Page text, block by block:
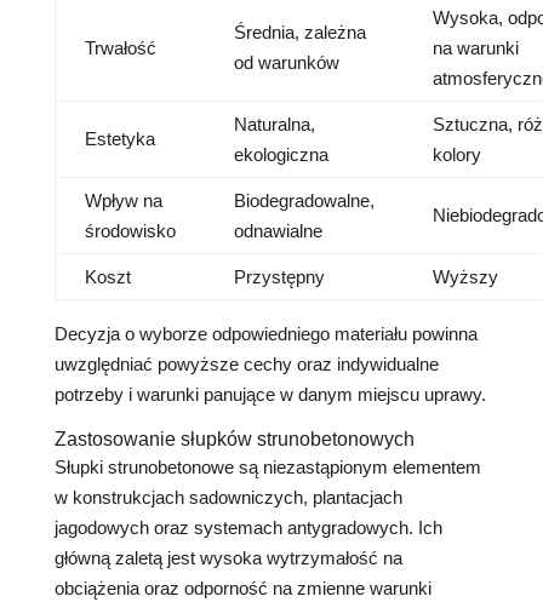
Trwałość
Średnia, zależna
od warunków
Wysoka,
na warunki
Estetyka
Naturalna,
ekologiczna
Sztuczna,
kolory
Wpływ na
środowisko
Biodegradowalne,
odnawialne
Koszt Przystępny Wyższy
Decyzja o wyborze odpowiedniego materiału powinna
uwzględniać powyższe cechy oraz indywidualne
potrzeby i warunki panujące w danym miejscu uprawy.
Zastosowanie słupków strunobetonowych
Słupki strunobetonowe są niezastąpionym elementem
w konstrukcjach sadowniczych, plantacjach
jagodowych oraz systemach antygradowych. Ich
główną zaletą jest wysoka wytrzymałość na
obciążenia oraz odporność na zmienne warunki